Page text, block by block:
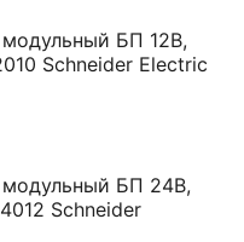
модульный БП 12В,
Schneider Electric
модульный БП 24В,
Schneider